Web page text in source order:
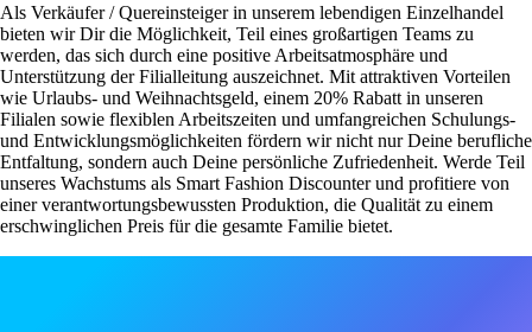
Als Verkäufer / Quereinsteiger in unserem lebendigen Einzelhandel
bieten wir Dir die Möglichkeit, Teil eines großartigen Teams zu
werden, das sich durch eine positive Arbeitsatmosphäre und
Unterstützung der Filialleitung auszeichnet. Mit attraktiven Vorteilen
wie Urlaubs- und Weihnachtsgeld, einem 20% Rabatt in unseren
Filialen sowie flexiblen Arbeitszeiten und umfangreichen Schulungs-
und Entwicklungsmöglichkeiten fördern wir nicht nur Deine berufliche
Entfaltung, sondern auch Deine persönliche Zufriedenheit. Werde Teil
unseres Wachstums als Smart Fashion Discounter und profitiere von
einer verantwortungsbewussten Produktion, die Qualität zu einem
erschwinglichen Preis für die gesamte Familie bietet.